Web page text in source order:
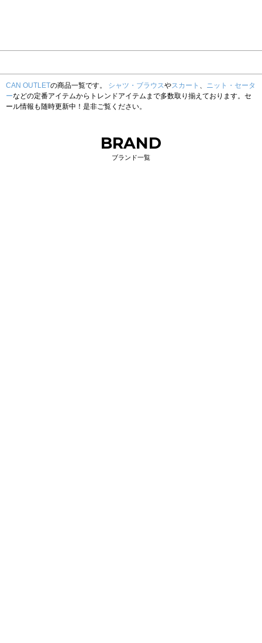
CAN OUTLETの商品一覧です。 シャツ・ブラウスやスカート 、 ニット・セータ
ーなどの定番アイテムからトレンドアイテムまで多数取り揃えております。セ
ール情報も随時更新中！是非ご覧ください。
BRAND
ブランド一覧